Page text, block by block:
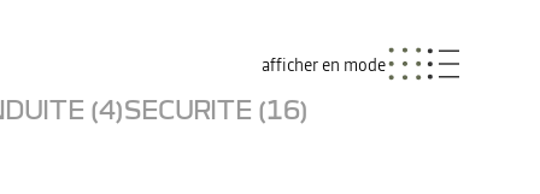
afficher en mode
(4)SECURITE (16)